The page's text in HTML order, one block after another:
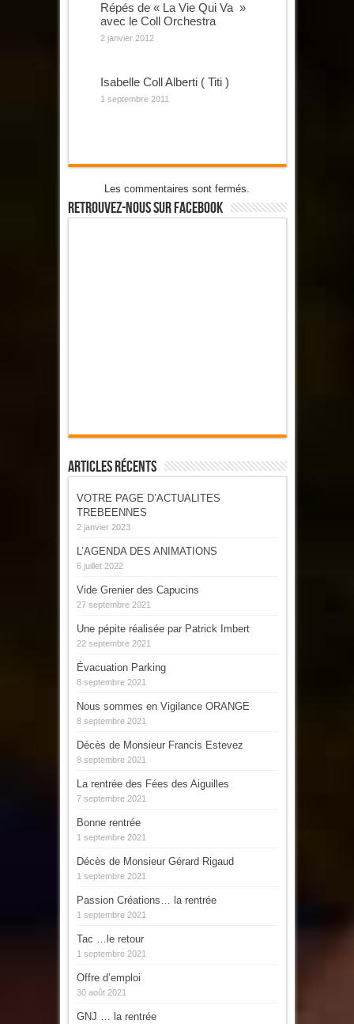
Répés de « La Vie Qui Va »
avec le Coll Orchestra
2 janvier 2012
Isabelle Coll Alberti ( Titi )
1 septembre 2011
Les commentaires sont fermés.
Retrouvez-Nous Sur Facebook
Articles Récents
VOTRE PAGE D’ACTUALITES
TREBEENNES
2 janvier 2023
L’AGENDA DES ANIMATIONS
6 juillet 2022
Vide Grenier des Capucins
27 septembre 2021
Une pépite réalisée par Patrick Imbert
22 septembre 2021
Évacuation Parking
8 septembre 2021
Nous sommes en Vigilance ORANGE
8 septembre 2021
Décès de Monsieur Francis Estevez
8 septembre 2021
La rentrée des Fées des Aiguilles
7 septembre 2021
Bonne rentrée
1 septembre 2021
Décès de Monsieur Gérard Rigaud
1 septembre 2021
Passion Créations… la rentrée
1 septembre 2021
Tac …le retour
1 septembre 2021
Offre d’emploi
30 août 2021
GNJ … la rentrée